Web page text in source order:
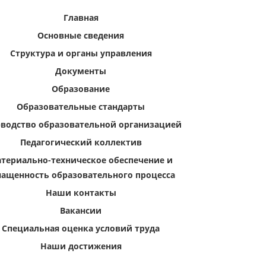
Главная
Основные сведения
Структура и органы управления
Документы
Образование
Образовательные стандарты
образовательной организацией
Педагогический коллектив
техническое обеспечение и
образовательного процесса
Наши контакты
Вакансии
Специальная оценка условий труда
Наши достижения